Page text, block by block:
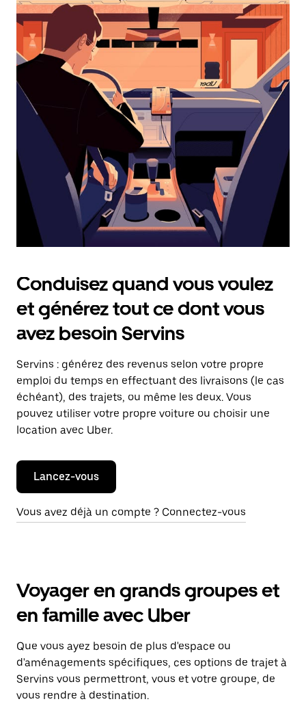
ouvrir
le
calendrier
sélectionner
une
date.
Appuyez
sur
touche
pour
fermer
le
calendrier.
Conduisez quand vous voulez
et générez tout ce dont vous
avez besoin Servins
Servins : générez des revenus selon votre propre
emploi du temps en effectuant des livraisons (le cas
échéant), des trajets, ou même les deux. Vous
pouvez utiliser votre propre voiture ou choisir une
location avec Uber.
Lancez-vous
Vous avez déjà un compte ? Connectez-vous
Voyager en grands groupes et
en famille avec Uber
Que vous ayez besoin de plus d'espace ou
d'aménagements spécifiques, ces options de trajet à
Servins vous permettront, vous et votre groupe, de
vous rendre à destination.